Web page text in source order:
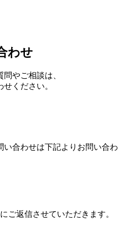
わせ
やご相談は、
ください。
合わせは下記よりお問い合わ
ご返信させていただきます。